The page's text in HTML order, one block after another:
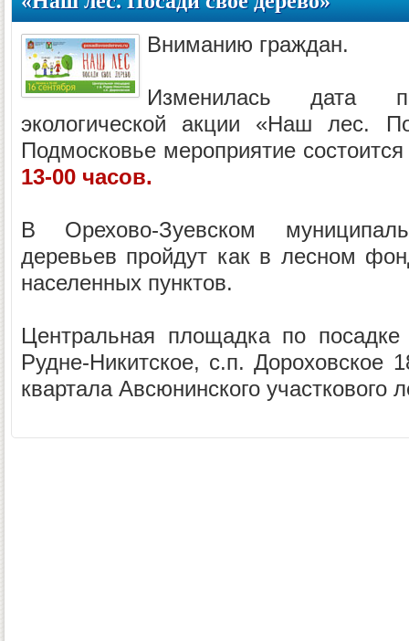
Вниманию граждан.
Изменилась дата
экологической акции «Наш лес.
Подмосковье мероприятие
13-00 часов.
В Орехово-Зуевском
деревьев пройдут как в лесном
населенных пунктов.
Центральная площадка по
Рудне-Никитское, с.п. Дороховское
квартала Авсюнинского участкового